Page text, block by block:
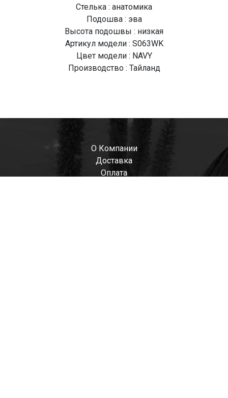
Стелька : анатомика
Подошва : эва
Высота подошвы : низкая
Артикул модели : S063WK
Цвет модели : NAVY
Производство : Тайланд
О Компании
Доставка
Оплата